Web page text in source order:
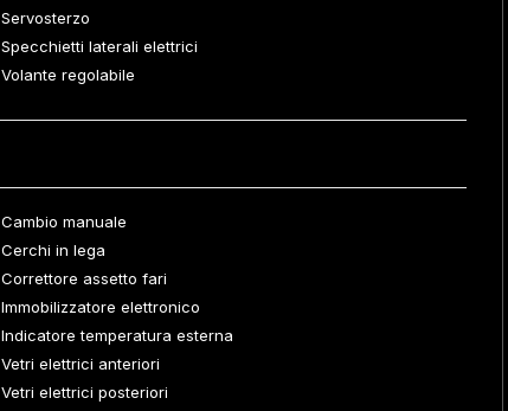
Servosterzo
Specchietti laterali elettrici
Volante regolabile
Cambio manuale
Cerchi in lega
Correttore assetto fari
Immobilizzatore elettronico
Indicatore temperatura esterna
Vetri elettrici anteriori
Vetri elettrici posteriori